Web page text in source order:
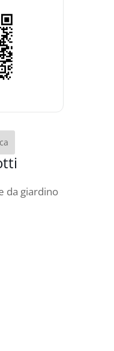
da giardino